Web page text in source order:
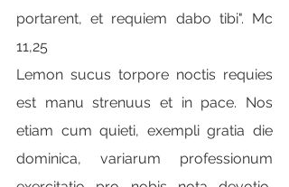
portarent, et requiem dabo tibi". Mc
11,25
Lemon sucus torpore noctis requies
est manu strenuus et in pace. Nos
etiam cum quieti, exempli gratia die
dominica, variarum professionum